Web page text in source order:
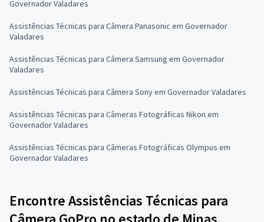
Governador Valadares
Assistências Técnicas para Câmera Panasonic em Governador
Valadares
Assistências Técnicas para Câmera Samsung em Governador
Valadares
Assistências Técnicas para Câmera Sony em Governador Valadares
Assistências Técnicas para Câmeras Fotográficas Nikon em
Governador Valadares
Assistências Técnicas para Câmeras Fotográficas Olympus em
Governador Valadares
Encontre Assistências Técnicas para